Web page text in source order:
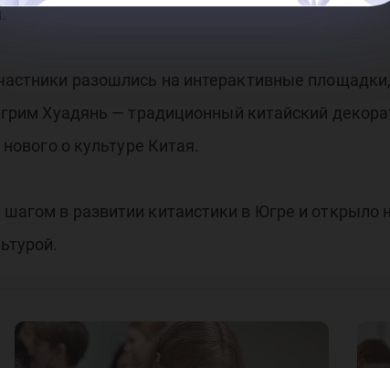
разошлись на интерактивные
Хуадянь — традиционный китайский
о культуре Китая.
в развитии китаистики в Югре и открыло